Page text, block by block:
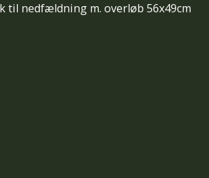
til nedfældning m. overløb 56x49cm